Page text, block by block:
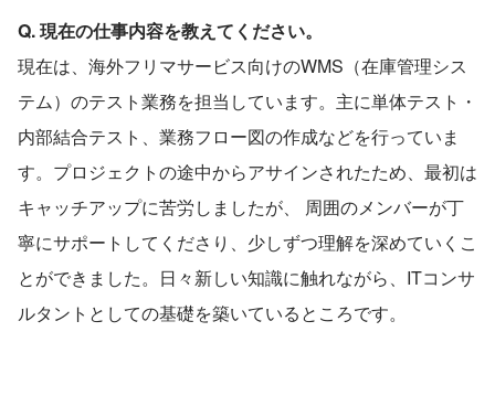
Q. 現在の仕事内容を教えてください。
現在は、海外フリマサービス向けのWMS（在庫管理シス
テム）のテスト業務を担当しています。主に単体テスト・
内部結合テスト、業務フロー図の作成などを行っていま
す。プロジェクトの途中からアサインされたため、最初は
キャッチアップに苦労しましたが、 周囲のメンバーが丁
寧にサポートしてくださり、少しずつ理解を深めていくこ
とができました。日々新しい知識に触れながら、ITコンサ
ルタントとしての基礎を築いているところです。